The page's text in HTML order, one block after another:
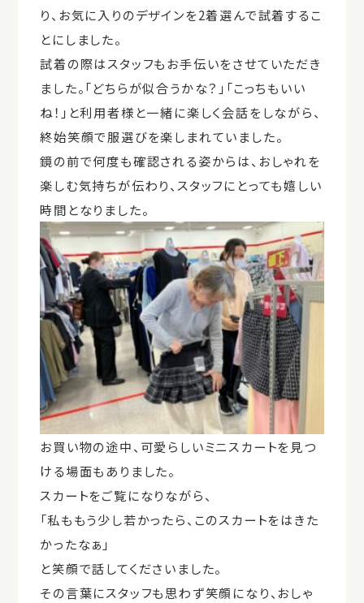
り、お気に入りのデザインを2着選んで試着するこ
とにしました。
試着の際はスタッフもお手伝いをさせていただき
ました。「どちらが似合うかな？」「こっちもいい
ね！」と利用者様と一緒に楽しく会話をしながら、
終始笑顔で服選びを楽しまれていました。
鏡の前で何度も確認される姿からは、おしゃれを
楽しむ気持ちが伝わり、スタッフにとっても嬉しい
時間となりました。
お買い物の途中、可愛らしいミニスカートを見つ
ける場面もありました。
スカートをご覧になりながら、
「私ももう少し若かったら、このスカートをはきた
かったなぁ」
と笑顔で話してくださいました。
その言葉にスタッフも思わず笑顔になり、おしゃ